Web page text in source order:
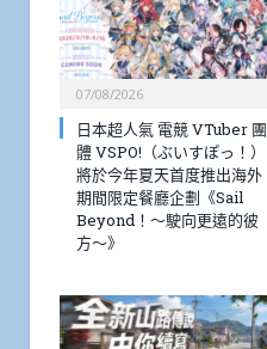
07/08/2026
日本超人氣 電競 VTuber 團
體 VSPO!（ぶいすぽっ！）
將於今年夏天首度推出海外
期間限定餐廳企劃《Sail
Beyond！～駛向更遠的彼
方～》